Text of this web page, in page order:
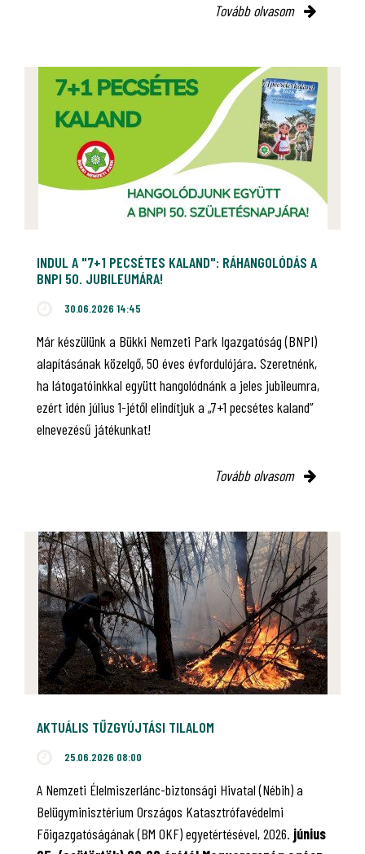
Tovább olvasom
INDUL A "7+1 PECSÉTES KALAND": RÁHANGOLÓDÁS A
BNPI 50. JUBILEUMÁRA!
30.06.2026 14:45
Már készülünk a Bükki Nemzeti Park Igazgatóság (BNPI)
alapításának közelgő, 50 éves évfordulójára. Szeretnénk,
ha látogatóinkkal együtt hangolódnánk a jeles jubileumra,
ezért idén július 1-jétől elindítjuk a „7+1 pecsétes kaland”
elnevezésű játékunkat!
Tovább olvasom
AKTUÁLIS TŰZGYÚJTÁSI TILALOM
25.06.2026 08:00
A Nemzeti Élelmiszerlánc-biztonsági Hivatal (Nébih) a
Belügyminisztérium Országos Katasztrófavédelmi
Főigazgatóságának (BM OKF) egyetértésével, 2026. június